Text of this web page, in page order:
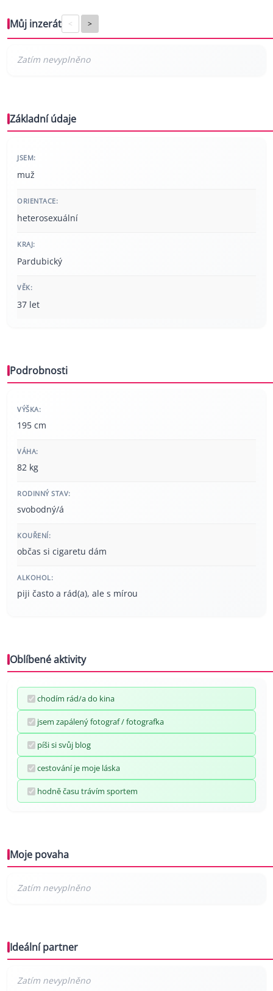
Můj inzerát < >
Základní údaje
JSEM:
muž
ORIENTACE:
heterosexuální
KRAJ:
Pardubický
VĚK:
37 let
Podrobnosti
VÝŠKA:
195 cm
VÁHA:
82 kg
RODINNÝ STAV:
svobodný/á
KOUŘENÍ:
občas si cigaretu dám
ALKOHOL:
piji často a rád(a), ale s mírou
Oblíbené aktivity
chodím rád/a do kina
jsem zapálený fotograf / fotografka
píši si svůj blog
cestování je moje láska
hodně času trávím sportem
Moje povaha
Ideální partner